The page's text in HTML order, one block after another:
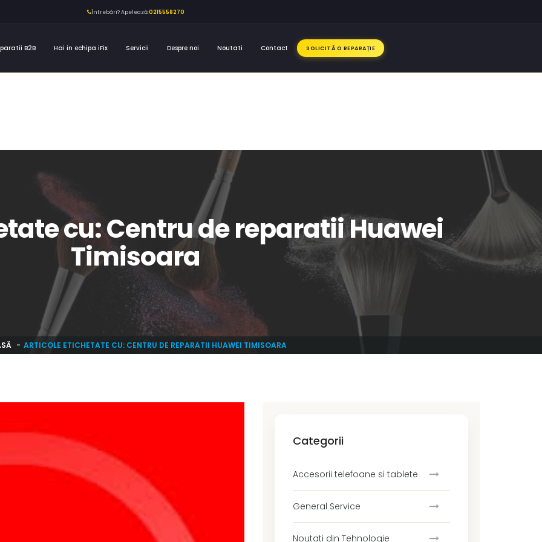
Întrebări? Apelează:0215558270
B2B Hai in echipa iFix Servicii Despre noi Noutati Contact SOLICITĂ O REPARAȚIE
cu: Centru de reparatii Huawei
Timisoara
ARTICOLE ETICHETATE CU: CENTRU DE REPARATII HUAWEI TIMISOARA
Categorii
Accesorii telefoane si tablete
General Service
Noutati din Tehnologie